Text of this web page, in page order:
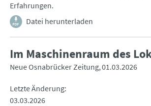
Erfahrungen.
Datei herunterladen
Im Maschinenraum des
Neue Osnabrücker Zeitung 01.03.2026
Letzte Änderung
03.03.2026